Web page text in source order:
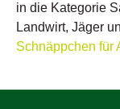
in die Kategorie
Landwirt, Jäger
Schnäppchen für